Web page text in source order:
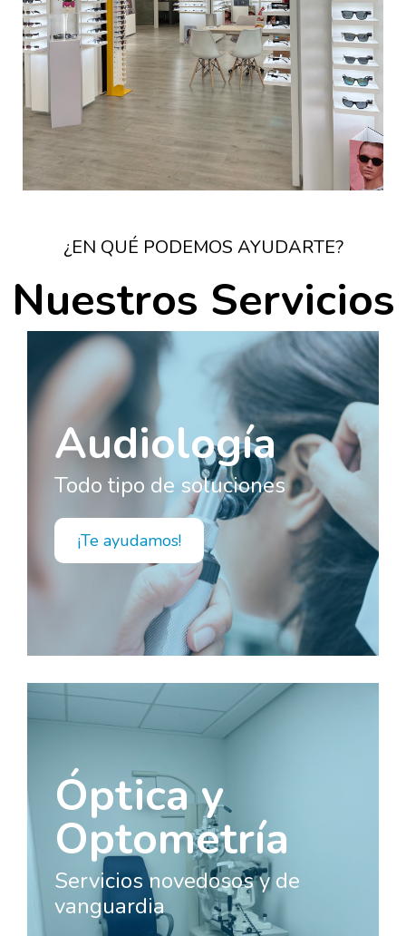
¿EN QUÉ PODEMOS AYUDARTE?
Nuestros Servicios
Audiología
Todo tipo de soluciones
¡Te ayudamos!
Óptica y
Optometría
Servicios novedosos y de
vanguardia